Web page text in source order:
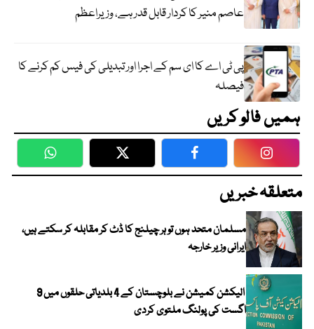
عاصم منیر کا کردار قابل قدر ہے، وزیراعظم
پی ٹی اے کا ای سم کے اجرا اور تبدیلی کی فیس کم کرنے کا
فیصلہ
ہمیں فالو کریں
WhatsApp Twitter Facebook
متعلقہ خبریں
مسلمان متحد ہوں تو ہر چیلنج کا ڈٹ کر مقابلہ کر سکتے ہیں،
ایرانی وزیر خارجہ
الیکشن کمیشن نے بلوچستان کے 4 بلدیاتی حلقوں میں 9
اگست کی پولنگ ملتوی کردی